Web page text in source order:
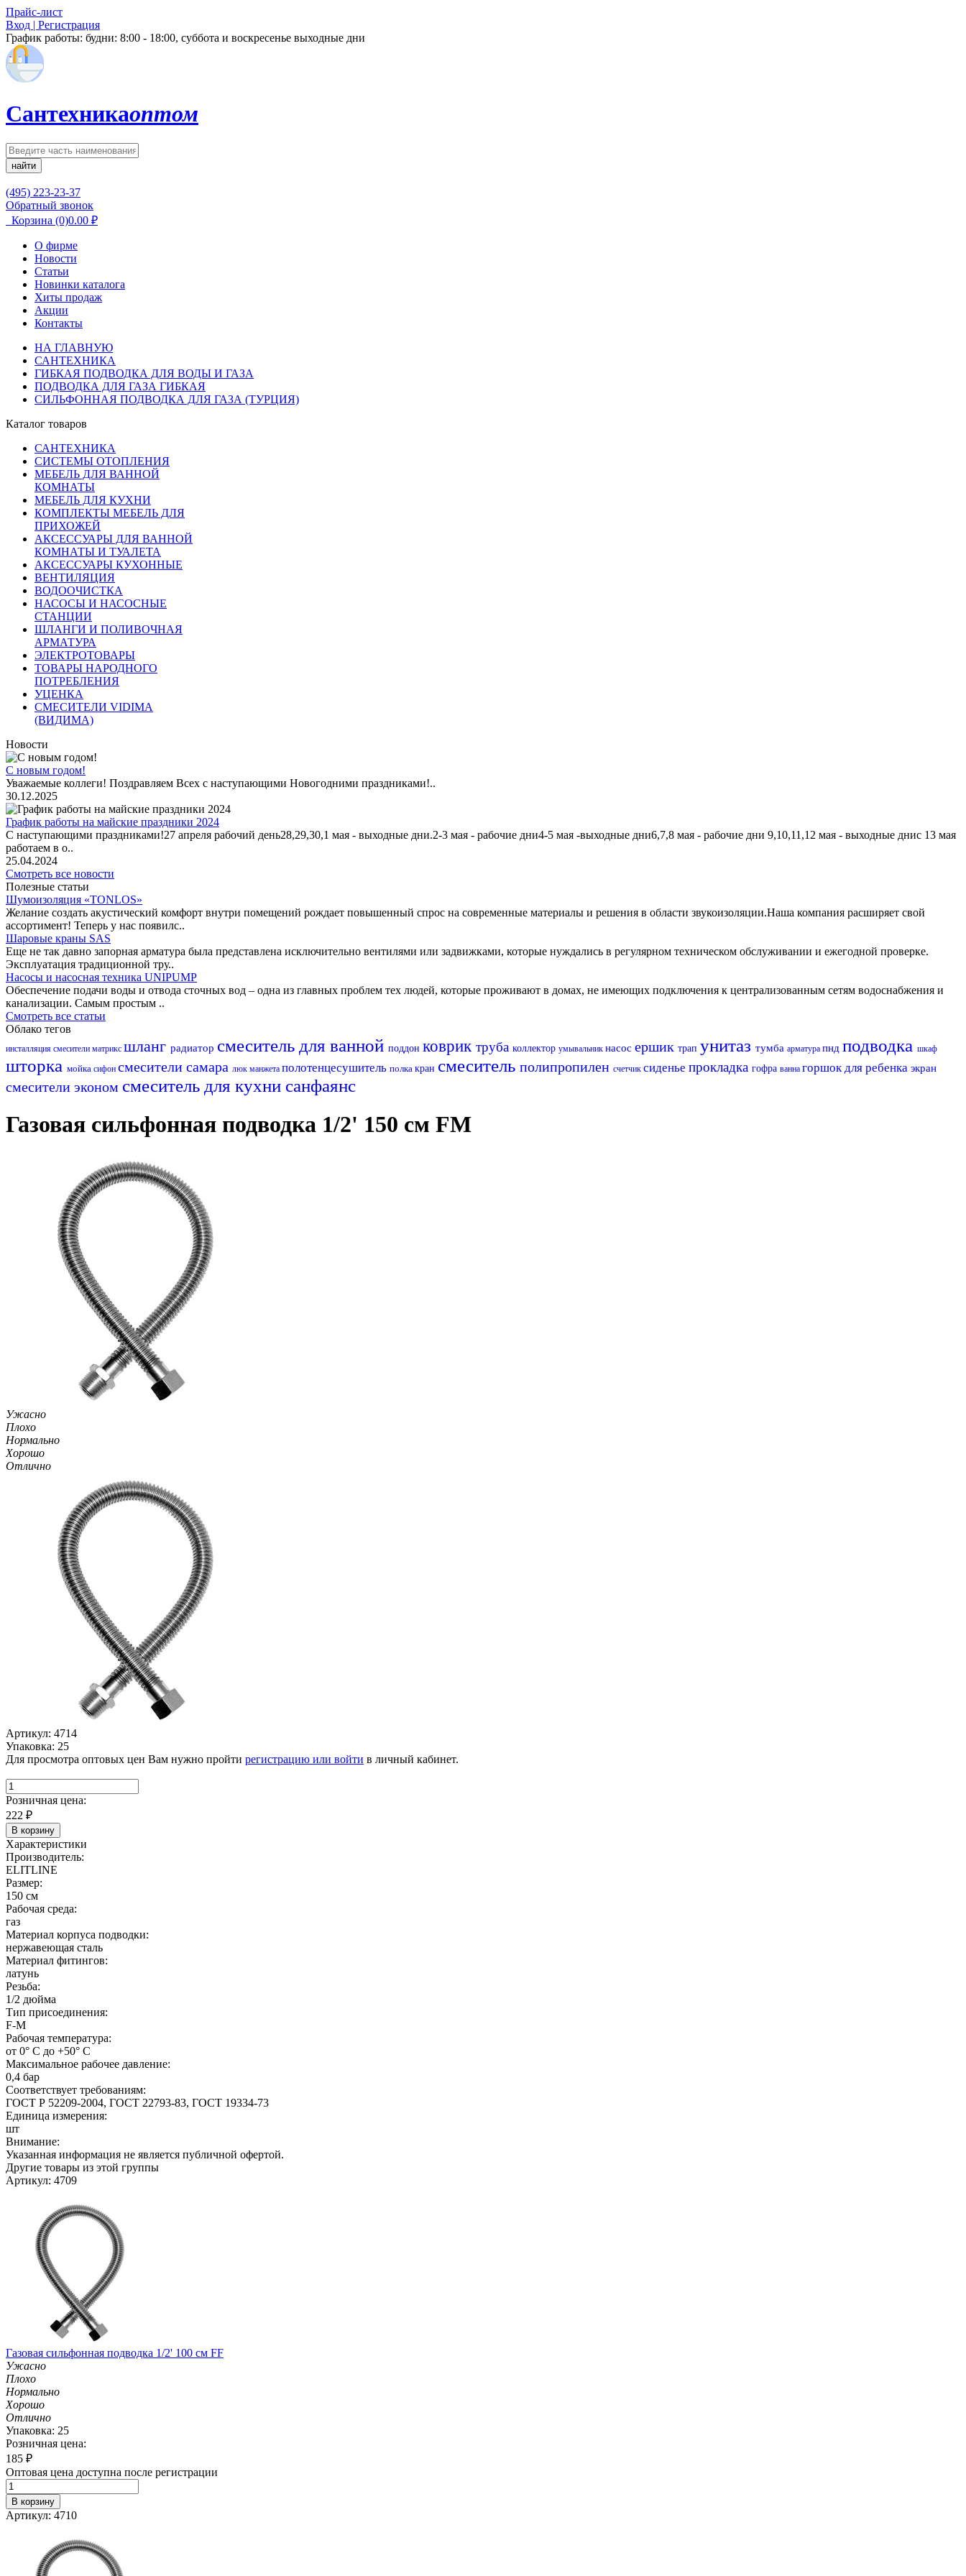
Прайс-лист
Вход | Регистрация
График работы: будни: 8:00 - 18:00, суббота и воскресенье выходные дни
Сантехникаоптом
найти
(495) 223-23-37
Обратный звонок
Корзина (0)0.00 ₽
О фирме
Новости
Статьи
Новинки каталога
Хиты продаж
Акции
Контакты
НА ГЛАВНУЮ
САНТЕХНИКА
ГИБКАЯ ПОДВОДКА ДЛЯ ВОДЫ И ГАЗА
ПОДВОДКА ДЛЯ ГАЗА ГИБКАЯ
СИЛЬФОННАЯ ПОДВОДКА ДЛЯ ГАЗА (ТУРЦИЯ)
Каталог товаров
САНТЕХНИКА
СИСТЕМЫ ОТОПЛЕНИЯ
МЕБЕЛЬ ДЛЯ ВАННОЙ
КОМНАТЫ
МЕБЕЛЬ ДЛЯ КУХНИ
КОМПЛЕКТЫ МЕБЕЛЬ ДЛЯ
ПРИХОЖЕЙ
АКСЕССУАРЫ ДЛЯ ВАННОЙ
КОМНАТЫ И ТУАЛЕТА
АКСЕССУАРЫ КУХОННЫЕ
ВЕНТИЛЯЦИЯ
ВОДООЧИСТКА
НАСОСЫ И НАСОСНЫЕ
СТАНЦИИ
ШЛАНГИ И ПОЛИВОЧНАЯ
АРМАТУРА
ЭЛЕКТРОТОВАРЫ
ТОВАРЫ НАРОДНОГО
ПОТРЕБЛЕНИЯ
УЦЕНКА
СМЕСИТЕЛИ VIDIMA
(ВИДИМА)
Новости
С новым годом!
Уважаемые коллеги! Поздравляем Всех с наступающими Новогодними праздниками!..
30.12.2025
График работы на майские праздники 2024
С наступающими праздниками!27 апреля рабочий день28,29,30,1 мая - выходные дни.2-3 мая - рабочие дни4-5 мая -выходные дни6,7,8 мая - рабочие дни 9,10,11,12 мая - выходные днис 13 мая
работаем в о..
25.04.2024
Смотреть все новости
Полезные статьи
Шумоизоляция «TONLOS»
Желание создать акустический комфорт внутри помещений рождает повышенный спрос на современные материалы и решения в области звукоизоляции.Наша компания расширяет свой
ассортимент! Теперь у нас появилс..
Шаровые краны SAS
Еще не так давно запорная арматура была представлена исключительно вентилями или задвижками, которые нуждались в регулярном техническом обслуживании и ежегодной проверке.
Эксплуатация традиционной тру..
Насосы и насосная техника UNIPUMP
Обеспечение подачи воды и отвода сточных вод – одна из главных проблем тех людей, которые проживают в домах, не имеющих подключения к централизованным сетям водоснабжения и
канализации. Самым простым ..
Смотреть все статьи
Облако тегов
инсталляция смесители матрикс шланг радиатор смеситель для ванной поддон коврик труба коллектор умывальник насос ершик трап унитаз тумба арматура пнд подводка шкаф
шторка мойка сифон смесители самара люк манжета полотенцесушитель полка кран смеситель полипропилен счетчик сиденье прокладка гофра ванна горшок для ребенка экран
смесители эконом смеситель для кухни санфаянс
Газовая сильфонная подводка 1/2' 150 см FM
Ужасно
Плохо
Нормально
Хорошо
Отлично
Артикул: 4714
Упаковка: 25
Для просмотра оптовых цен Вам нужно пройти регистрацию или войти в личный кабинет.
Розничная цена:
222 ₽
В корзину
Характеристики
Производитель:
ELITLINE
Размер:
150 см
Рабочая среда:
газ
Материал корпуса подводки:
нержавеющая сталь
Материал фитингов:
латунь
Резьба:
1/2 дюйма
Тип присоединения:
F-M
Рабочая температура:
от 0° С до +50° С
Максимальное рабочее давление:
0,4 бар
Соответствует требованиям:
ГОСТ Р 52209-2004, ГОСТ 22793-83, ГОСТ 19334-73
Единица измерения:
шт
Внимание:
Указанная информация не является публичной офертой.
Другие товары из этой группы
Артикул: 4709
Газовая сильфонная подводка 1/2' 100 см FF
Ужасно
Плохо
Нормально
Хорошо
Отлично
Упаковка: 25
Розничная цена:
185 ₽
Оптовая цена доступна после регистрации
В корзину
Артикул: 4710